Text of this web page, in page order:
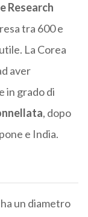
Research
tra 600 e
La Corea
aver
in grado di
, dopo
e India.
un diametro